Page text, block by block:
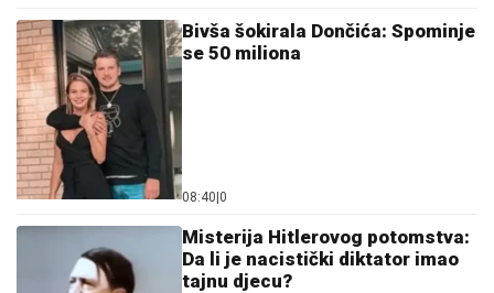
Bivša šokirala Dončića: Spominje
se 50 miliona
08:40 0
Misterija Hitlerovog potomstva:
Da li je nacistički diktator imao
tajnu djecu?